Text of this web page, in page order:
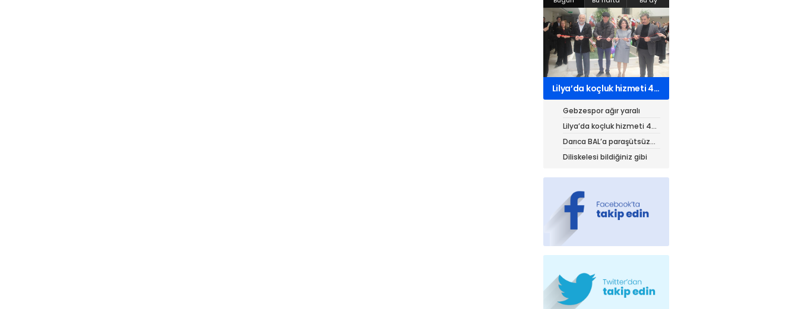
Lilya’da koçluk hizmeti 4
kurumdan 7 belgeli
Gebzespor ağır yaralı
Lilya’da koçluk hizmeti 4
kurumdan 7 belgeli
Darıca BAL’a paraşütsüz
iniyor!
Diliskelesi bildiğiniz gibi
Web TV
Hacı Halil Mahallesi, İsmetpaşa
Caddesi, Beşiroğlu Altın Han Kat: 1
(BİLKAR)Gebze - KOCAELİ
aktanuslu@gmail.com